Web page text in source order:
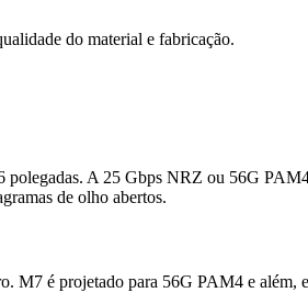
do material e fabricação.
A 25 Gbps NRZ ou 56G
de olho abertos.
M7 é projetado para 56G PAM4 e